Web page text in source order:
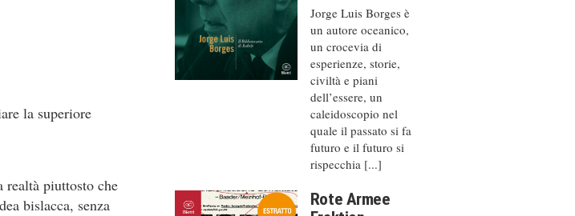
la superiore
realtà piuttosto che
bislacca, senza
Jorge Luis Borges è
un autore oceanico,
un crocevia di
esperienze, storie,
civiltà e piani
dell’essere, un
caleido­scopio nel
quale il passato si fa
futuro e il futuro si
rispecchia [...]
Rote Armee